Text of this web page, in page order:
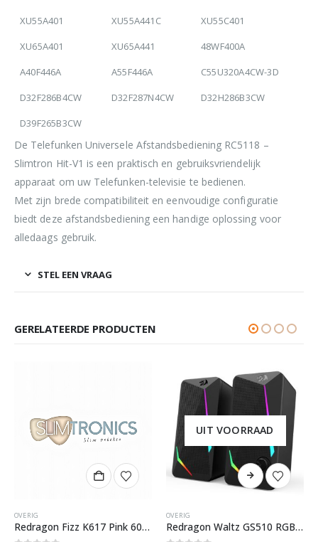
XU55A401
XU55A441C
XU55C401
XU65A401
XU65A441
48WF400A
A40F446A
A55F446A
C55U320A4CW-3D
D32F286B4CW
D32F287N4CW
D32H286B3CW
D39F265B3CW
De Telefunken Universele Afstandsbediening RC5118 –
Slimtron Hit-V1 is een praktisch en gebruiksvriendelijk
apparaat om uw Telefunken-televisie te bedienen.
Met zijn brede compatibiliteit en eenvoudige configuratie
biedt deze afstandsbediening een handige oplossing voor
alledaags gebruik.
STEL EEN VRAAG
GERELATEERDE PRODUCTEN
OVERIG
Redragon Fizz K617 Pink 60% Gaming Toetsenbord
UIT VOORRAAD
OVERIG
Redragon Waltz GS510 RGB Gaming Speakers